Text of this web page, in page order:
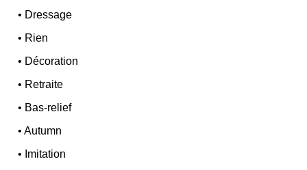
• Dressage
• Rien
• Décoration
• Retraite
• Bas-relief
•Autumn
• Imitation